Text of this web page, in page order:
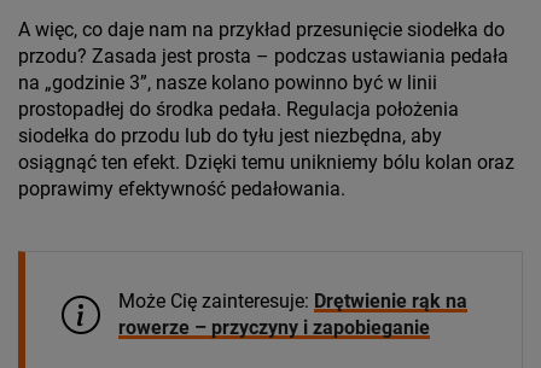
A więc, co daje nam na przykład przesunięcie siodełka do
przodu? Zasada jest prosta – podczas ustawiania pedała
na „godzinie 3”, nasze kolano powinno być w linii
prostopadłej do środka pedała. Regulacja położenia
siodełka do przodu lub do tyłu jest niezbędna, aby
osiągnąć ten efekt. Dzięki temu unikniemy bólu kolan oraz
poprawimy efektywność pedałowania.
Może Cię zainteresuje: Drętwienie rąk na
rowerze – przyczyny i zapobieganie